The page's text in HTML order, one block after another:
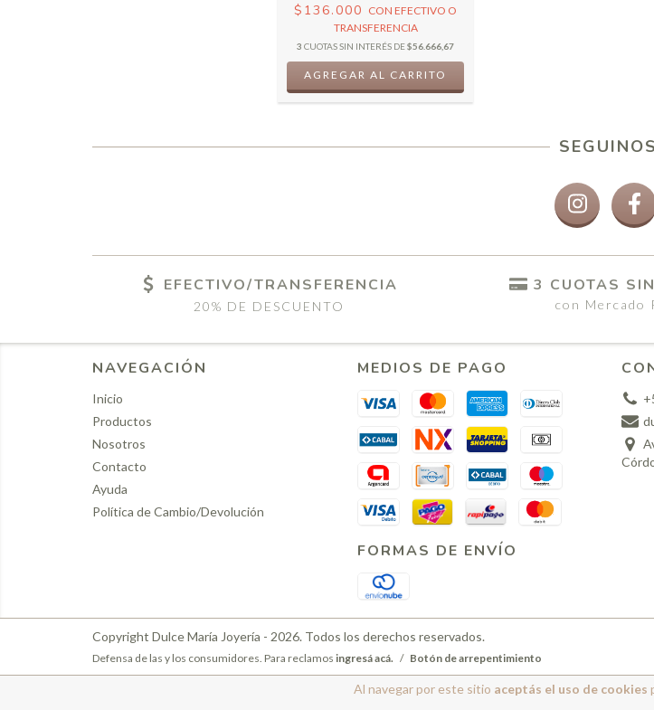
Al navegar por este sitio aceptás el uso de cookies
$136.000 CON EFECTIVO O
TRANSFERENCIA
3 CUOTAS SIN INTERÉS DE$56.666,67
AGREGAR AL CARRITO
SEGUINOS
EFECTIVO/TRANSFERENCIA
20% DE DESCUENTO
3 CUOTAS
con Mercado
NAVEGACIÓN
Inicio
Productos
Nosotros
Contacto
Ayuda
Política de Cambio/Devolución
MEDIOS DE PAGO
FORMAS DE ENVÍO
Copyright Dulce María Joyería - 2026. Todos los derechos reservados.
Defensa de las y los consumidores. Para reclamos ingresá acá. / Botón de arrepentimiento